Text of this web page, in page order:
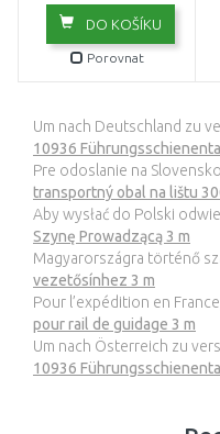
DO KOŠÍKU
Porovnat
Um nach Deutschland zu
10936
Pre odoslanie na
transportný obal na lištu
Aby wysłać do Polski
Szynę Prowadzącą 3 m
Magyarországra történő
vezetősínhez 3 m
Pour l’expédition en
pour rail de guidage 3 m
Um nach Österreich zu
10936